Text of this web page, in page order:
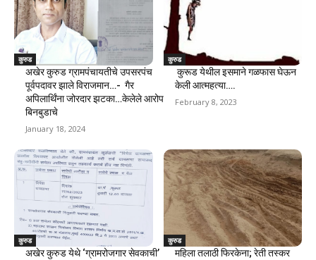
कुरुड
अखेर कुरुड ग्रामपंचायतीचे उपसरपंच
पूर्वपदावर झाले विराजमान…- गैर
अपिलार्थिंना जोरदार झटका…केलेले आरोप
बिनबुडाचे
January 18, 2024
कुरुड
कुरूड येथील इसमाने गळफास घेऊन
केली आत्महत्या….
February 8, 2023
कुरुड
अखेर कुरुड येथे ‘ग्रामरोजगार सेवकाची’
कुरुड
महिला तलाठी फिरकेना; रेती तस्कर